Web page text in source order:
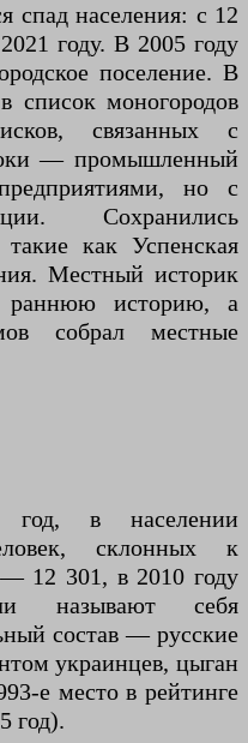
спад населения: с 12
году. В 2005 году
поселение. В
список моногородов
связанных с
— промышленный
но с
Сохранились
как Успенская
Местный историк
раннюю историю, а
собрал местные
в населении
склонных к
12 301, в 2010 году
себя
состав — русские
украинцев, цыган
е место в рейтинге
год).